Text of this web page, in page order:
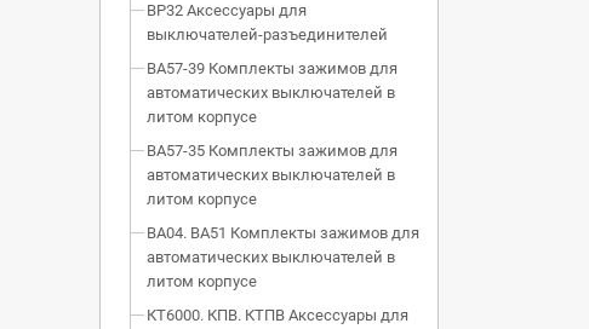
ВР32 Аксессуары для
выключателей-разъединителей
ВА57-39 Комплекты зажимов для
автоматических выключателей в
литом корпусе
ВА57-35 Комплекты зажимов для
автоматических выключателей в
литом корпусе
ВА04. ВА51 Комплекты зажимов для
автоматических выключателей в
литом корпусе
КТ6000. КПВ. КТПВ Аксессуары для